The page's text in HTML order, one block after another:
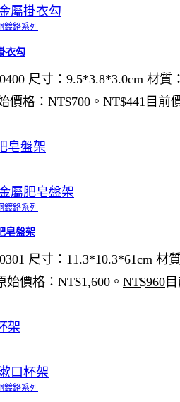
鍍鉻系列
衣勾
尺寸：9.5*3.8*3.0cm 材質
價格：NT$700。 NT$441 目前
鍍鉻系列
皂盤架
尺寸：11.3*10.3*61cm 材
始價格：NT$1,600。 NT$960
鍍鉻系列